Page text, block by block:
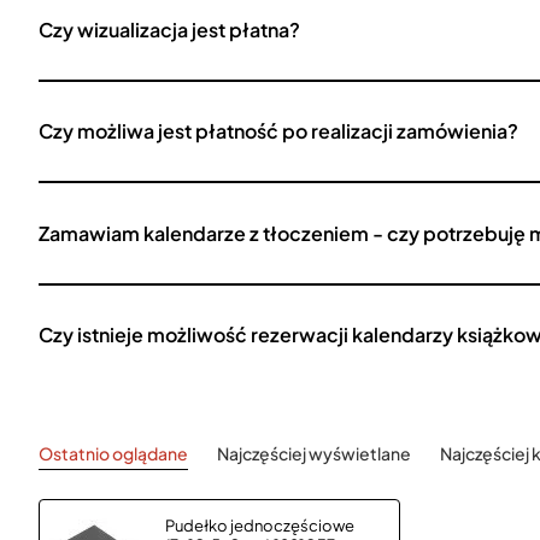
Czy wizualizacja jest płatna?
Czy możliwa jest płatność po realizacji zamówienia?
Zamawiam kalendarze z tłoczeniem - czy potrzebuję
Czy istnieje możliwość rezerwacji kalendarzy
Ostatnio oglądane Najczęściej wyświetlane Najczęściej
Pudełko jednoczęściowe